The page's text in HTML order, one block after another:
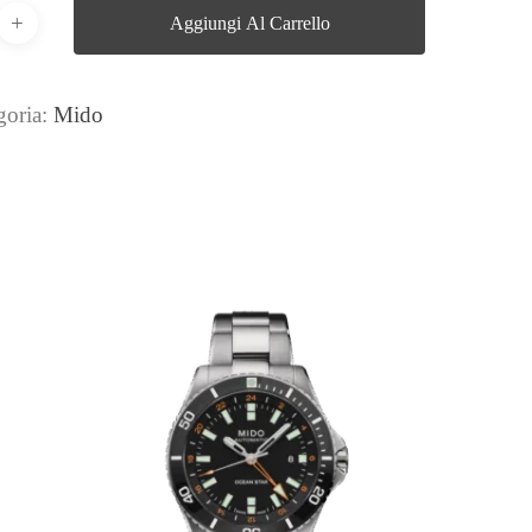
Aggiungi Al Carrello
Mido